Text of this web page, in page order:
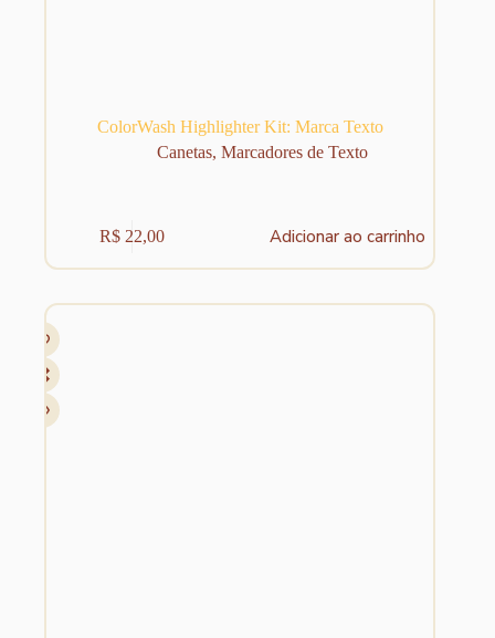
ColorWash Highlighter Kit: Marca Texto
Canetas, Marcadores de Texto
R$ 22,00 Adicionar ao carrinho